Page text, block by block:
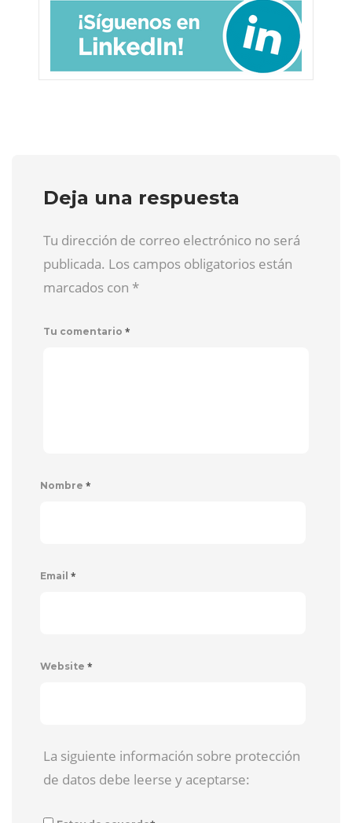
Deja una respuesta
Tu dirección de correo electrónico no será
publicada. Los campos obligatorios están
marcados con *
Tu comentario *
Nombre *
Email *
Website *
La siguiente información sobre protección
de datos debe leerse y aceptarse: